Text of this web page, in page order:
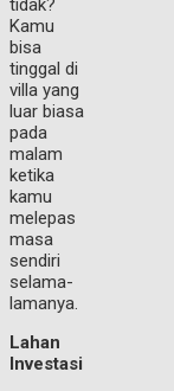
tidak?
Kamu
bisa
tinggal di
villa yang
luar biasa
pada
malam
ketika
kamu
melepas
masa
sendiri
selama-
lamanya.
Lahan
Investasi